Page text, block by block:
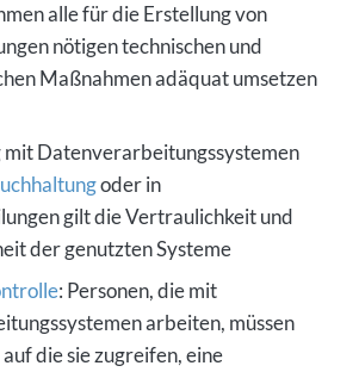
alle für die Erstellung von
nötigen technischen und
Maßnahmen adäquat umsetzen
mit Datenverarbeitungssystemen
oder in
gilt die Vertraulichkeit und
der genutzten Systeme
: Personen, die mit
arbeiten, müssen
die sie zugreifen, eine